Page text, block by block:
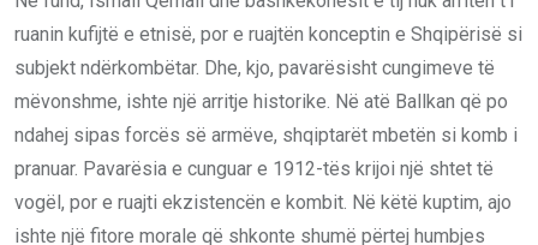
ruanin kufijtë e etnisë, por e ruajtën konceptin e Shqipërisë si
subjekt ndërkombëtar. Dhe, kjo, pavarësisht cungimeve të
mëvonshme, ishte një arritje historike. Në atë Ballkan që po
ndahej sipas forcës së armëve, shqiptarët mbetën si komb i
pranuar. Pavarësia e cunguar e 1912-tës krijoi një shtet të
vogël, por e ruajti ekzistencën e kombit. Në këtë kuptim, ajo
ishte një fitore morale që shkonte shumë përtej humbjes